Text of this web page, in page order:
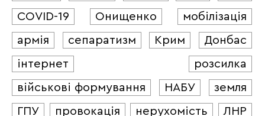
COVID-19
Онищенко
мобілізація
армія
сепаратизм Крим
Донбас
інтернет
розсилка
військові формування
НАБУ
земля
ГПУ
провокація нерухомість
ЛНР